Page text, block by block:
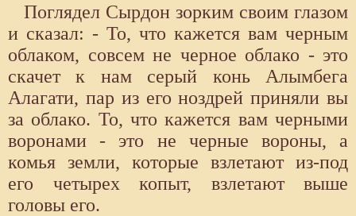
Поглядел Сырдон зорким своим глазом
и сказал: - То, что кажется вам черным
облаком, совсем не черное облако - это
скачет к нам серый конь Алымбега
Алагати, пар из его ноздрей приняли вы
за облако. То, что кажется вам черными
воронами - это не черные вороны, а
комья земли, которые взлетают из-под
его четырех копыт, взлетают выше
головы его.